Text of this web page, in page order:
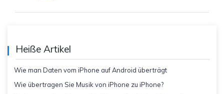
Heiße Artikel
Wie man Daten vom iPhone auf Android überträgt
Wie übertragen Sie Musik von iPhone zu iPhone?